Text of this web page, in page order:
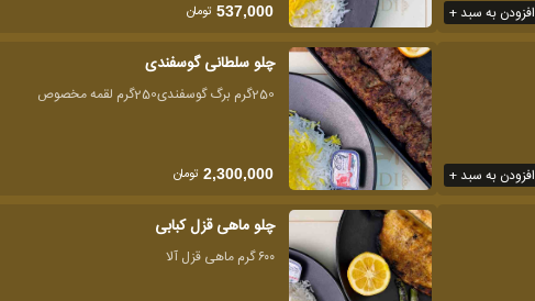
افزودن به سبد + 537,000 تومان
افزودن به سبد +
چلو سلطانی گوسفندی
250گرم برگ گوسفندی250گرم لقمه مخصوص
2,300,000 تومان
چلو ماهی قزل کبابی
۶۰۰ گرم ماهی قزل آلا